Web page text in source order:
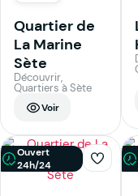
Quartier de
La Marine
Sète
Découvrir,
Quartiers à Sète
Voir
Ouvert
24h/24